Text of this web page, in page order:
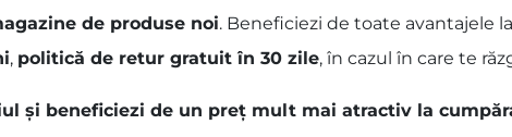
de produse noi. Beneficiezi de toate avantajele
, politică de retur gratuit în 30 zile, în cazul în care te
și beneficiezi de un preț mult mai atractiv la